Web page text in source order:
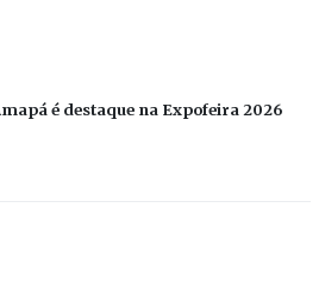
é destaque na Expofeira 2026